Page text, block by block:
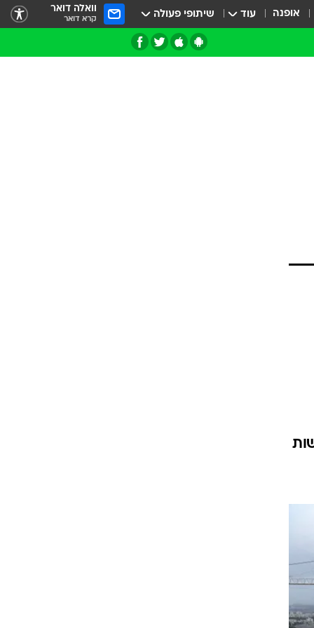
אופנה עוד שיתופי פעולה וואלה דואר
קרא דואר
2022 בהתחדשות